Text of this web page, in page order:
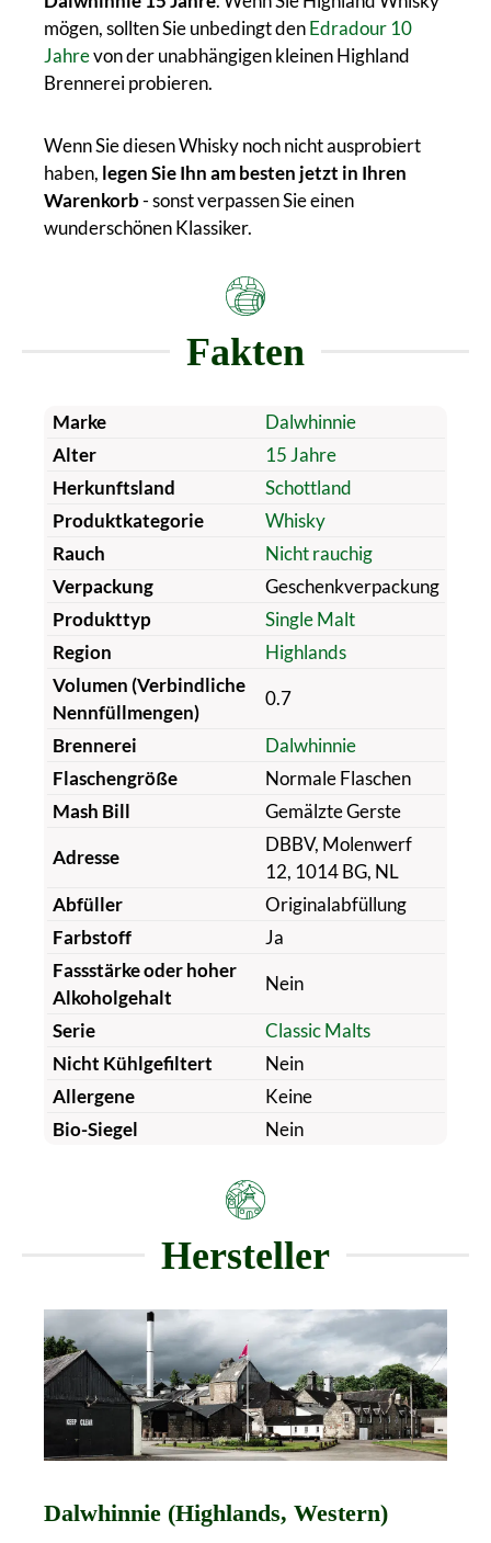
mögen, sollten Sie unbedingt denEdradour 10
Jahrevon der unabhängigen kleinen Highland
Brennerei probieren.
Wenn Sie diesen Whisky noch nicht ausprobiert
haben, legen Sie Ihn am besten jetzt in Ihren
Warenkorb- sonst verpassen Sie einen
wunderschönen Klassiker.
Fakten
Marke
Dalwhinnie
Alter
15 Jahre
Herkunftsland
Schottland
Produktkategorie
Whisky
Rauch
Nicht rauchig
Verpackung
Geschenkverpackung
Produkttyp
Single Malt
Region
Highlands
Volumen (Verbindliche
Nennfüllmengen)
0.7
Brennerei
Dalwhinnie
Flaschengröße
Normale Flaschen
Mash Bill
Gemälzte Gerste
Adresse
DBBV, Molenwerf
12, 1014 BG, NL
Abfüller
Originalabfüllung
Farbstoff
Ja
Fassstärke oder hoher
Alkoholgehalt
Nein
Serie
Classic Malts
Nicht Kühlgefiltert
Nein
Allergene
Keine
Bio-Siegel
Nein
Hersteller
Dalwhinnie (Highlands, Western)